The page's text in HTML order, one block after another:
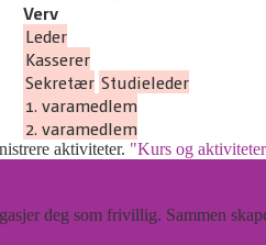
Verv
Leder
Kasserer
Sekretær Studieleder
1. varamedlem
2. varamedlem
aktiviteter. "Kurs og
deg som frivillig. Sammen